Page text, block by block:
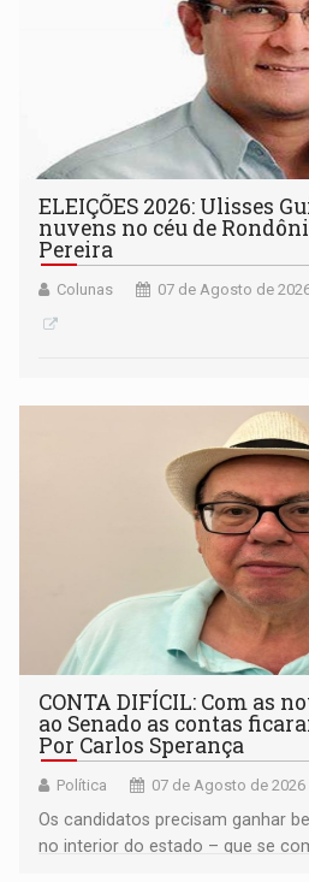
ELEIÇÕES 2026: Ulisses
nuvens no céu de
Pereira
Colunas 07 de Agosto de
CONTA DIFÍCIL: Com as
ao Senado as contas
Por Carlos Sperança
Política 07 de Agosto de 2026
Os candidatos precisam ganhar
no interior do estado – que se